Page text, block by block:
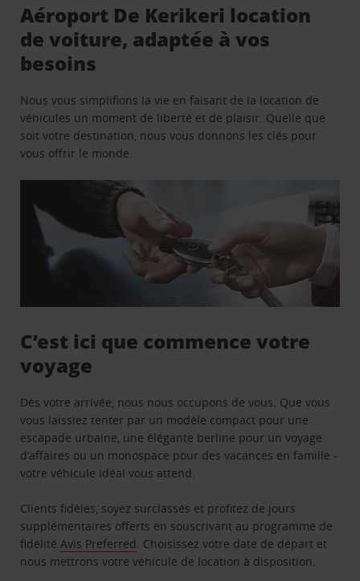
Aéroport De Kerikeri location
de voiture, adaptée à vos
besoins
Nous vous simplifions la vie en faisant de la location de
véhicules un moment de liberté et de plaisir. Quelle que
soit votre destination, nous vous donnons les clés pour
vous offrir le monde.
C’est ici que commence votre
voyage
Dès votre arrivée, nous nous occupons de vous. Que vous
vous laissiez tenter par un modèle compact pour une
escapade urbaine, une élégante berline pour un voyage
d’affaires ou un monospace pour des vacances en famille -
votre véhicule idéal vous attend.
Clients fidèles, soyez surclassés et profitez de jours
supplémentaires offerts en souscrivant au programme de
fidélitéAvis Preferred. Choisissez votre date de départ et
nous mettrons votre véhicule de location à disposition.